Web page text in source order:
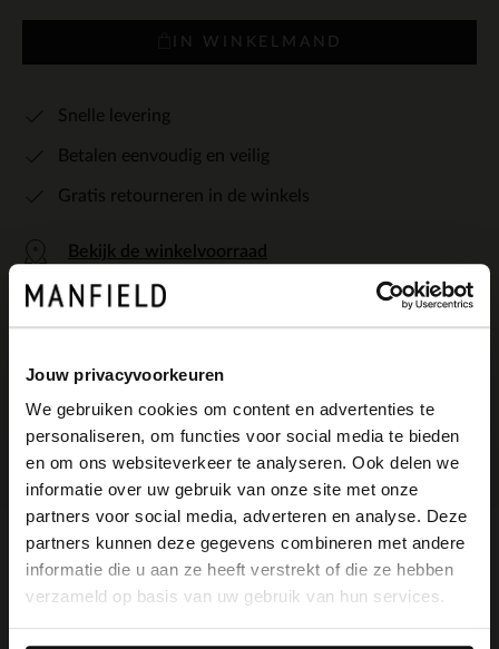
Jouw privacyvoorkeuren
We gebruiken cookies om content en advertenties te
personaliseren, om functies voor social media te bieden
en om ons websiteverkeer te analyseren. Ook delen we
informatie over uw gebruik van onze site met onze
partners voor social media, adverteren en analyse. Deze
partners kunnen deze gegevens combineren met andere
informatie die u aan ze heeft verstrekt of die ze hebben
verzameld op basis van uw gebruik van hun services.
IN WINKELMAND
Snelle levering
Betalen eenvoudig en veilig
Gratis retourneren in de winkels
Bekijk de winkelvoorraad
Kleuren
Omschrijving
×
View this website in English?
It looks like your language isn't Dutch. Would
you like to switch to English?